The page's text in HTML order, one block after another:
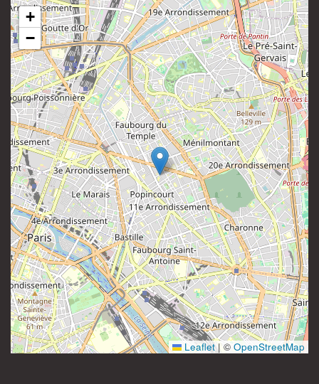
+
−
Leaflet |©OpenStreetMap
81 rue Saint-Maur
75011 Paris
France
Instagram